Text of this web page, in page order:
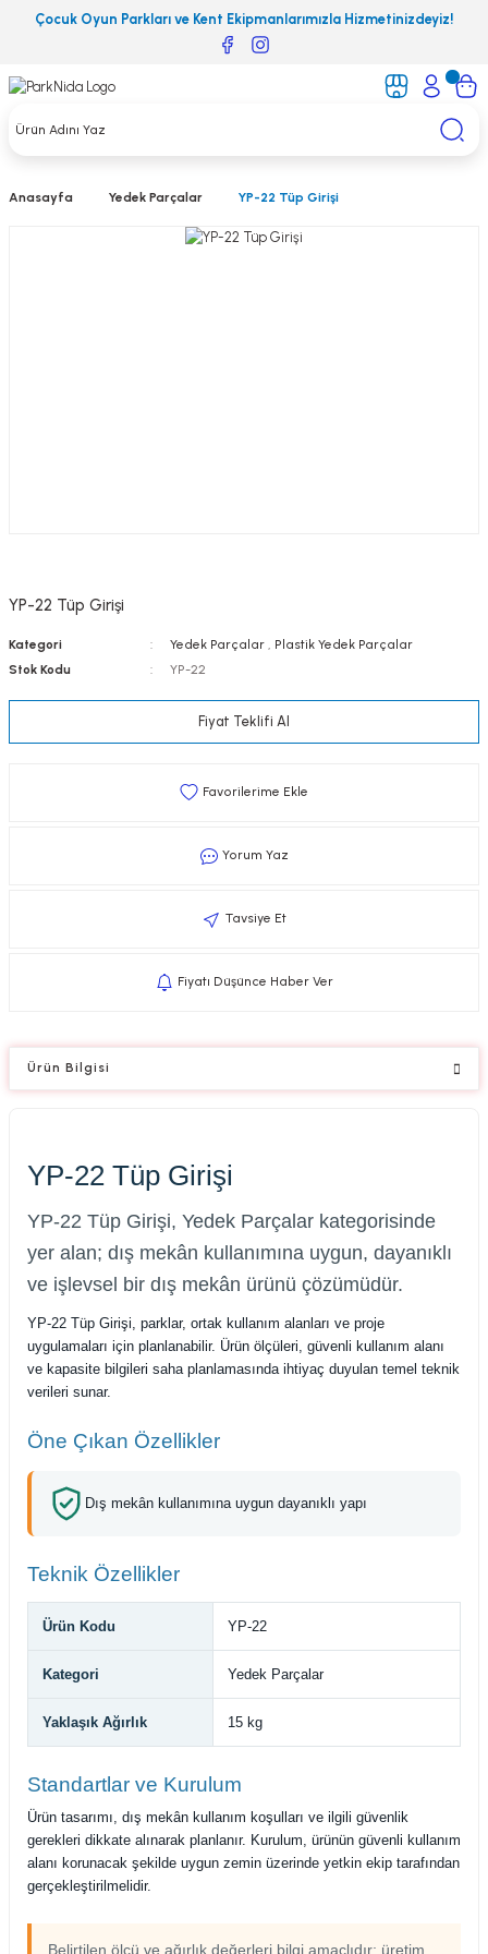
Çocuk Oyun Parkları ve Kent Ekipmanlarımızla Hizmetinizdeyiz!
Anasayfa Yedek Parçalar YP-22 Tüp Girişi
YP-22 Tüp Girişi
Kategori Yedek Parçalar
Plastik Yedek Parçalar
Stok Kodu
YP-22
Fiyat Teklifi Al
Yorum Yaz
Tavsiye Et
Fiyatı Düşünce Haber Ver
Ürün Bilgisi
YP-22 Tüp Girişi
YP-22 Tüp Girişi, Yedek Parçalar kategorisinde
yer alan; dış mekân kullanımına uygun, dayanıklı
ve işlevsel bir dış mekân ürünü çözümüdür.
YP-22 Tüp Girişi, parklar, ortak kullanım alanları ve proje
uygulamaları için planlanabilir. Ürün ölçüleri, güvenli kullanım alanı
ve kapasite bilgileri saha planlamasında ihtiyaç duyulan temel teknik
verileri sunar.
Öne Çıkan Özellikler
Dış mekân kullanımına uygun dayanıklı yapı
Teknik Özellikler
Ürün Kodu YP-22
Kategori Yedek Parçalar
Yaklaşık Ağırlık 15 kg
Standartlar ve Kurulum
Ürün tasarımı, dış mekân kullanım koşulları ve ilgili güvenlik
gerekleri dikkate alınarak planlanır. Kurulum, ürünün güvenli kullanım
alanı korunacak şekilde uygun zemin üzerinde yetkin ekip tarafından
gerçekleştirilmelidir.
Belirtilen ölçü ve ağırlık değerleri bilgi amaçlıdır; üretim